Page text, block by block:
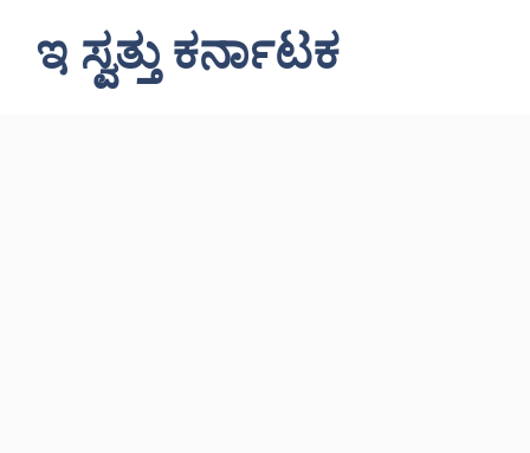
ಇ ಸ್ವತ್ತು ಕರ್ನಾಟಕ